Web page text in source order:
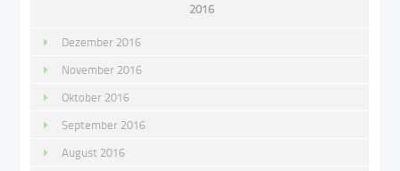
2016
Dezember 2016
November 2016
Oktober 2016
September 2016
August 2016